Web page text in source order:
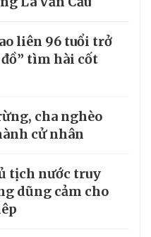
liên 96 tuổi trở
tìm hài cốt
cha nghèo
cử nhân
tịch nước truy
dũng cảm cho